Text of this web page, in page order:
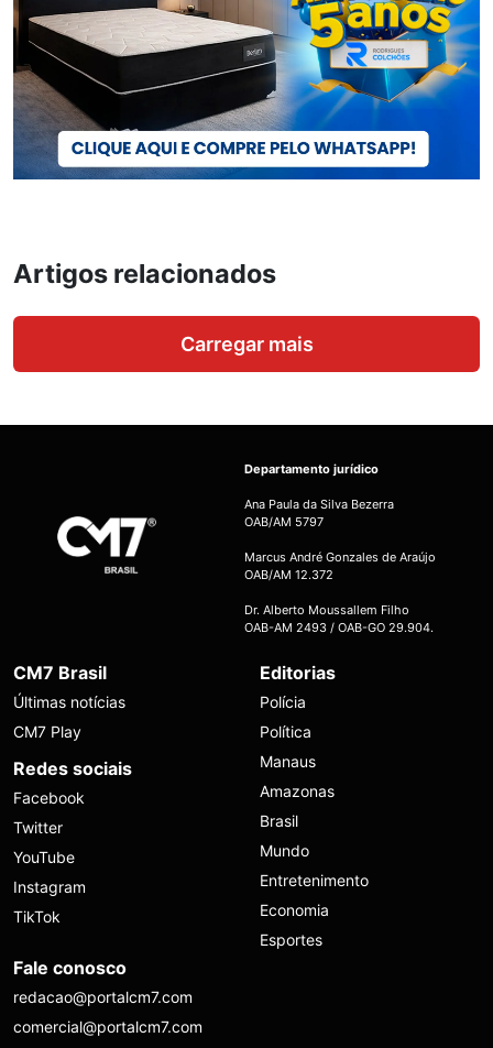
Artigos relacionados
Carregar mais
Departamento jurídico
Ana Paula da Silva Bezerra
OAB/AM 5797
Marcus André Gonzales de Araújo
OAB/AM 12.372
Dr. Alberto Moussallem Filho
OAB-AM 2493 / OAB-GO 29.904.
CM7 Brasil
Últimas notícias
CM7 Play
Redes sociais
Facebook
Twitter
YouTube
Instagram
TikTok
Editorias
Polícia
Política
Manaus
Amazonas
Brasil
Mundo
Entretenimento
Economia
Esportes
Fale conosco
redacao@portalcm7.com
comercial@portalcm7.com